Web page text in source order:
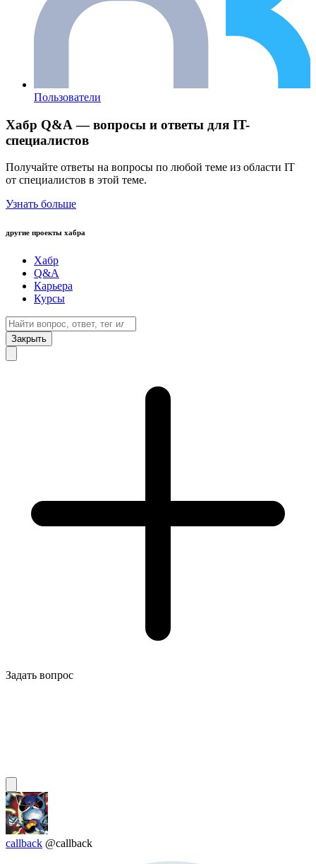
Пользователи
Хабр Q&A — вопросы и ответы для IT-
специалистов
Получайте ответы на вопросы по любой теме из области IT
от специалистов в этой теме.
Узнать больше
другие проекты хабра
Хабр
Q&A
Карьера
Курсы
Закрыть
Задать вопрос
callback @callback